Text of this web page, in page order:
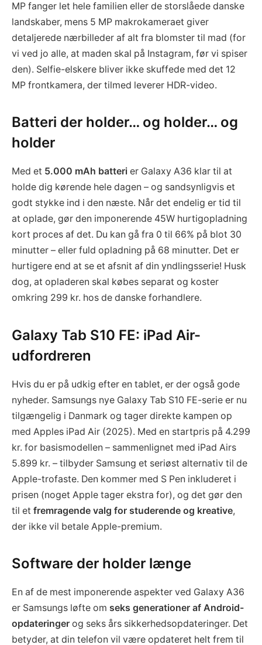
MP fanger let hele familien eller de storslåede danske
landskaber, mens 5 MP makrokameraet giver
detaljerede nærbilleder af alt fra blomster til mad (for
vi ved jo alle, at maden skal på Instagram, før vi spiser
den). Selfie-elskere bliver ikke skuffede med det 12
MP frontkamera, der tilmed leverer HDR-video.
Batteri der holder… og holder… og
holder
Med et 5.000 mAh batteri er Galaxy A36 klar til at
holde dig kørende hele dagen – og sandsynligvis et
godt stykke ind i den næste. Når det endelig er tid til
at oplade, gør den imponerende 45W hurtigopladning
kort proces af det. Du kan gå fra 0 til 66% på blot 30
minutter – eller fuld opladning på 68 minutter. Det er
hurtigere end at se et afsnit af din yndlingsserie! Husk
dog, at opladeren skal købes separat og koster
omkring 299 kr. hos de danske forhandlere.
Galaxy Tab S10 FE: iPad Air-
udfordreren
Hvis du er på udkig efter en tablet, er der også gode
nyheder. Samsungs nye Galaxy Tab S10 FE-serie er nu
tilgængelig i Danmark og tager direkte kampen op
med Apples iPad Air (2025). Med en startpris på 4.299
kr. for basismodellen – sammenlignet med iPad Airs
5.899 kr. – tilbyder Samsung et seriøst alternativ til de
Apple-trofaste. Den kommer med S Pen inkluderet i
prisen (noget Apple tager ekstra for), og det gør den
til et fremragende valg for studerende og kreative,
der ikke vil betale Apple-premium.
Software der holder længe
En af de mest imponerende aspekter ved Galaxy A36
er Samsungs løfte om seks generationer af Android-
opdateringer og seks års sikkerhedsopdateringer. Det
betyder, at din telefon vil være opdateret helt frem til